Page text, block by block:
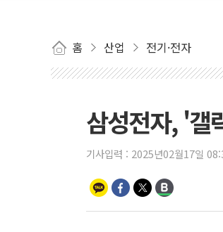
홈 산업 전기·전자
삼성전자, '갤
기사입력 : 2025년02월17일